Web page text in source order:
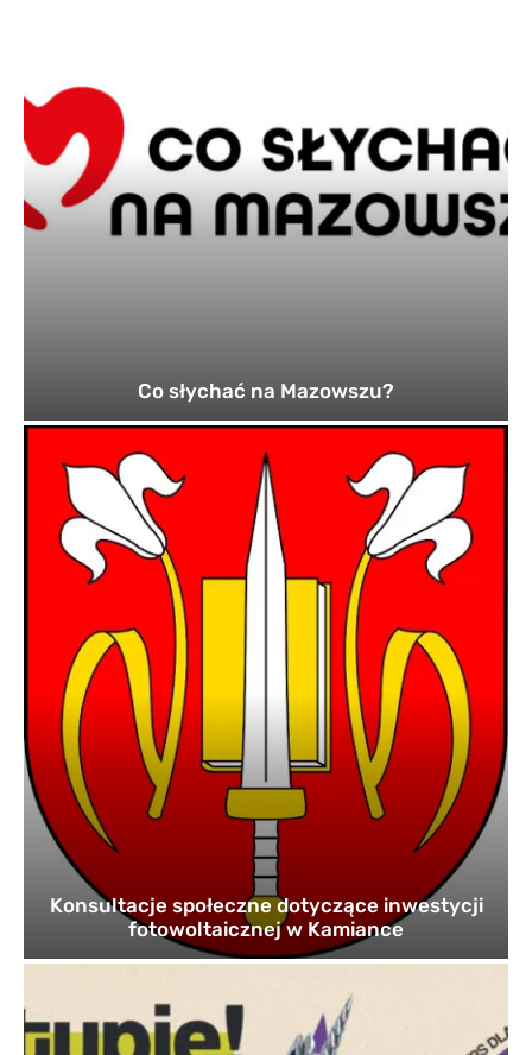
Co słychać na Mazowszu?
Konsultacje społeczne dotyczące inwestycji
fotowoltaicznej w Kamiance